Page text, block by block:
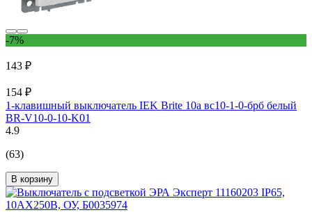
-7%
143 ₽
154 ₽
1-клавишный выключатель IEK Brite 10а вс10-1-0-брб белый
BR-V10-0-10-K01
4.9
(63)
В корзину